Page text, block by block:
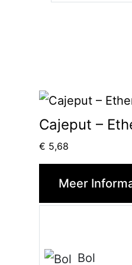
Cajeput –
€ 5,68
Meer
Bol